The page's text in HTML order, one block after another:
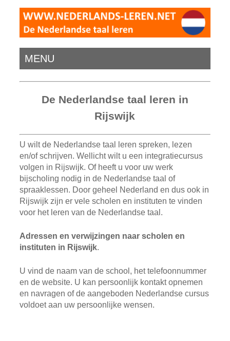
MENU
De Nederlandse taal leren in
Rijswijk
U wilt de Nederlandse taal leren spreken, lezen
en/of schrijven. Wellicht wilt u een integratiecursus
volgen in Rijswijk. Of heeft u voor uw werk
bijscholing nodig in de Nederlandse taal of
spraaklessen. Door geheel Nederland en dus ook in
Rijswijk zijn er vele scholen en instituten te vinden
voor het leren van de Nederlandse taal.
Adressen en verwijzingen naar scholen en
instituten in Rijswijk.
U vind de naam van de school, het telefoonnummer
en de website. U kan persoonlijk kontakt opnemen
en navragen of de aangeboden Nederlandse cursus
voldoet aan uw persoonlijke wensen.